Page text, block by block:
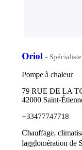
Oriol -
Pompe à chaleur
79 RUE DE LA
42000 Saint-
+33477747718
Chauffage,
lagglomération de